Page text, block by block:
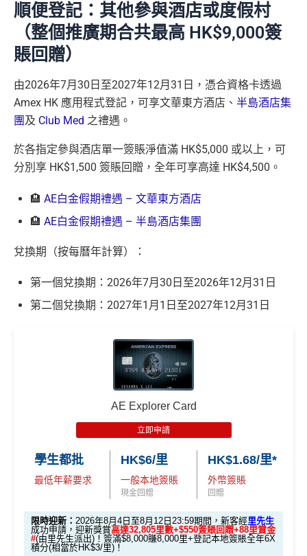
順便登記：其他參與酒店或度假村
（整個推廣期合共最高 HK$9,000簽
賬回贈）
由2026年7月30日至2027年12月31日，憑合資格卡透過
Amex HK 應用程式登記，可享文華東方酒店、 半島酒店集
團 及 Club Med 之禮遇。
於各指定參與酒店單一簽賬淨值滿 HK$5,000 或以上，可
分別享 HK$1,500 簽賬回贈，全年可享高達 HK$4,500。
🏨 AE白金假期禮遇 – 文華東方酒店
🏨 AE白金假期禮遇 – 半島酒店集團
兌換期（按每曆年計算）：
第一個兌換期：2026年7月30日至2026年12月31日
第二個兌換期：2027年1月1日至2027年12月31日
AE Explorer Card
立即申請
學生都批
最低年薪要求
HK$6/里
一般本地簽賬
現金回贈
HK$1.68/里*
外幣簽賬
回贈
限時迎新： 2026年8月4日至8月12日23:59期間，新客經里先生
成功申請，迎新獎賞高達32,805里數+$550簽賬回贈+88里賞金
#(由里先生派出)！簽滿$8,000賺8,000里+登記本地簽賬全年6X
積分(相當於HK$3/里)！